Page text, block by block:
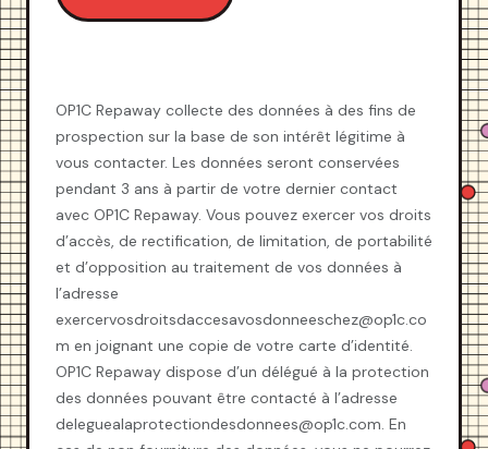
OP1C Repaway collecte des données à des fins de
prospection sur la base de son intérêt légitime à
vous contacter. Les données seront conservées
pendant 3 ans à partir de votre dernier contact
avec OP1C Repaway. Vous pouvez exercer vos droits
d’accès, de rectification, de limitation, de portabilité
et d’opposition au traitement de vos données à
l’adresse
exercervosdroitsdaccesavosdonneeschez@op1c.co
m en joignant une copie de votre carte d’identité.
OP1C Repaway dispose d’un délégué à la protection
des données pouvant être contacté à l’adresse
deleguealaprotectiondesdonnees@op1c.com. En